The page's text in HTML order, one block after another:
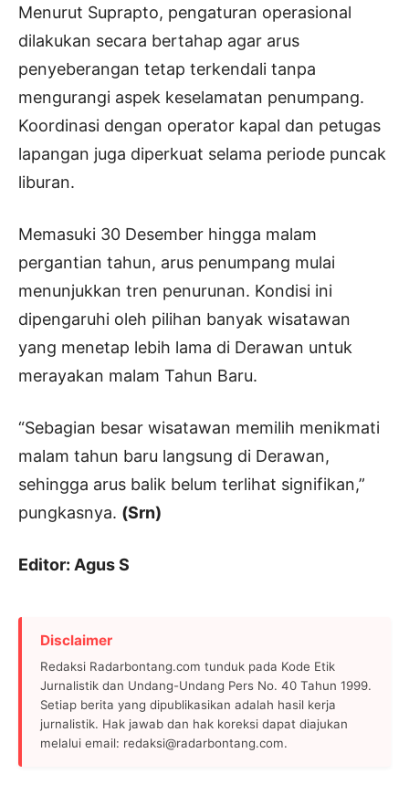
Menurut Suprapto, pengaturan operasional
dilakukan secara bertahap agar arus
penyeberangan tetap terkendali tanpa
mengurangi aspek keselamatan penumpang.
Koordinasi dengan operator kapal dan petugas
lapangan juga diperkuat selama periode puncak
liburan.
Memasuki 30 Desember hingga malam
pergantian tahun, arus penumpang mulai
menunjukkan tren penurunan. Kondisi ini
dipengaruhi oleh pilihan banyak wisatawan
yang menetap lebih lama di Derawan untuk
merayakan malam Tahun Baru.
“Sebagian besar wisatawan memilih menikmati
malam tahun baru langsung di Derawan,
sehingga arus balik belum terlihat signifikan,”
pungkasnya. (Srn)
Editor: Agus S
Disclaimer
Redaksi Radarbontang.com tunduk pada Kode Etik
Jurnalistik dan Undang-Undang Pers No. 40 Tahun 1999.
Setiap berita yang dipublikasikan adalah hasil kerja
jurnalistik. Hak jawab dan hak koreksi dapat diajukan
melalui email: redaksi@radarbontang.com.